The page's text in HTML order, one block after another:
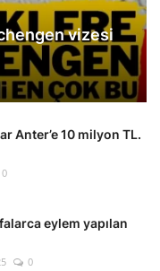
vizesi
Anter’e 10 milyon TL.
0
eylem yapılan
0